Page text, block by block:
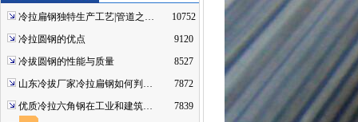
冷拉扁钢独特生产工艺|管道之…
10752
冷拉圆钢的优点
9120
冷拔圆钢的性能与质量
8527
山东冷拔厂家冷拉扁钢如何判…
7872
优质冷拉六角钢在工业和建筑…
7839